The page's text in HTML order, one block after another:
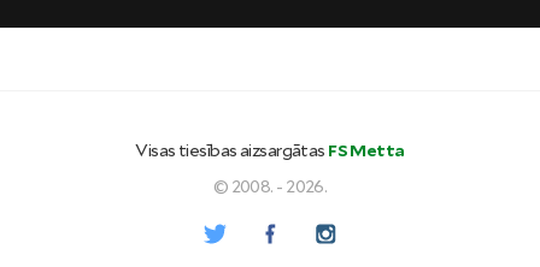
Visas tiesības aizsargātas FS Metta
© 2008. - 2026.